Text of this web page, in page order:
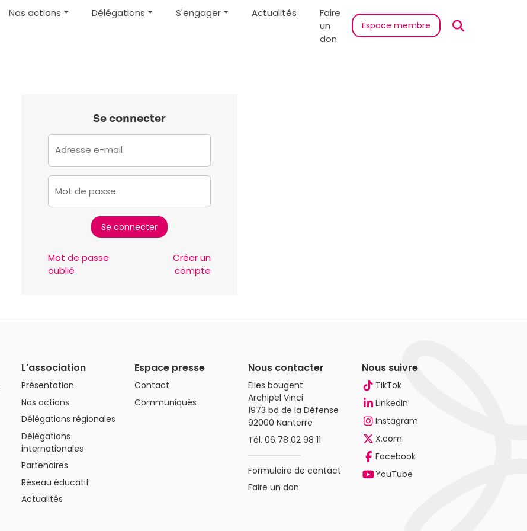
Nos actions Délégations S'engager Actualités
Faire
un
don
Espace membre
Se connecter
Adresse e-mail
Mot de passe
Mot de passe
oublié
Créer un
compte
L'association
Présentation
Nos actions
Délégations régionales
Délégations
internationales
Partenaires
Réseau éducatif
Actualités
Espace presse
Contact
Communiqués
Nous contacter
Elles bougent
Archipel Vinci
1973 bd de la Défense
92000 Nanterre
Tél.06 78 02 98 11
Formulaire de contact
Faire un don
Nous suivre
TikTok
LinkedIn
Instagram
X.com
Facebook
YouTube